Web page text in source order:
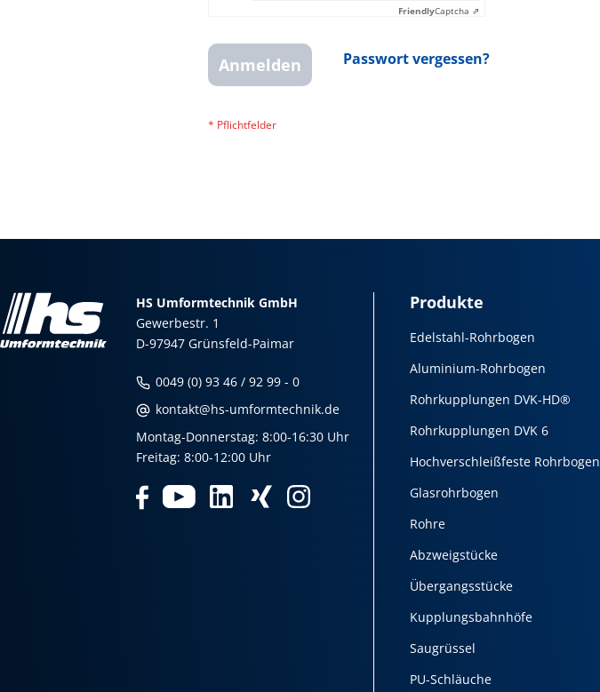
FriendlyCaptcha ⇗
Anmelden Passwort vergessen?
HS Umformtechnik GmbH
Gewerbestr. 1
D-97947 Grünsfeld-Paimar
0049 (0) 93 46 / 92 99 - 0
kontakt@hs-umformtechnik.de
Montag-Donnerstag: 8:00-16:30 Uhr
Freitag: 8:00-12:00 Uhr
Produkte
Edelstahl-Rohrbogen
Aluminium-Rohrbogen
Rohrkupplungen DVK-HD®
Rohrkupplungen DVK 6
Hochverschleißfeste Rohrbogen
Glasrohrbogen
Rohre
Abzweigstücke
Übergangsstücke
Kupplungsbahnhöfe
Saugrüssel
PU-Schläuche